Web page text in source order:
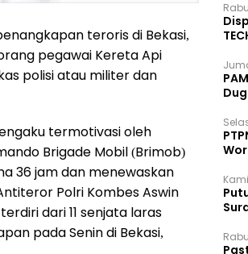
teroris di Bekasi,
pegawai Kereta Api
polisi atau militer dan
termotivasi oleh
Brigade Mobil (Brimob)
36 jam dan menewaskan
Polri Kombes Aswin
dari 11 senjata laras
pada Senin di Bekasi,